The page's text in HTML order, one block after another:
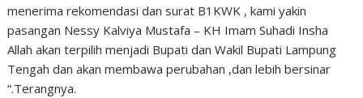
menerima rekomendasi dan surat B1KWK , kami yakin
pasangan Nessy Kalviya Mustafa – KH Imam Suhadi Insha
Allah akan terpilih menjadi Bupati dan Wakil Bupati Lampung
Tengah dan akan membawa perubahan ,dan lebih bersinar
“.Terangnya.